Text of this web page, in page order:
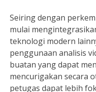
Seiring dengan
mulai
teknologi modern
penggunaan analisis
buatan yang dapat
mencurigakan secara
petugas dapat lebih